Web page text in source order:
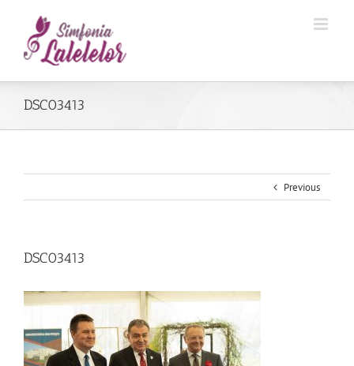
DSC03413
Previous
DSC03413